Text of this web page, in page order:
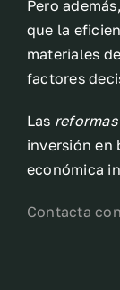
Pero
que la
materiales
factores
Las
inversión en
económica
Contacta